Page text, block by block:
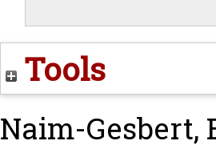
Tools
Naim-Gesbert,